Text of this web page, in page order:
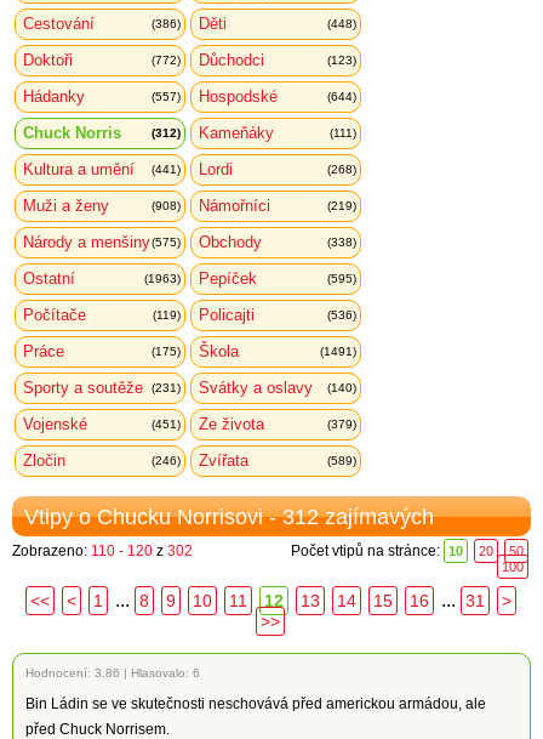
Cestování (386) Děti (448)
Doktoři (772) Důchodci (123)
Hádanky (557) Hospodské (644)
Chuck Norris (312) Kameňáky (111)
Kultura a umění (441) Lordi (268)
Muži a ženy (908) Námořníci (219)
Národy a menšiny(575) Obchody (338)
Ostatní (1963) Pepíček (595)
Počítače (119) Policajti (536)
Práce (175) Škola (1491)
Sporty a soutěže (231) Svátky a oslavy (140)
Vojenské (451) Ze života (379)
Zločin (246) Zvířata (589)
Vtipy o Chucku Norrisovi - 312 zajímavých
Zobrazeno: 110 - 120 z 302 Počet vtipů na stránce: 10 20
50
100
<< < 1 ... 8 9 10 11 12 13 14 15 16 ... 31
>
>>
Hodnocení: 3.86 | Hlasovalo: 6
Bin Ládin se ve skutečnosti neschovává před americkou armádou, ale
před Chuck Norrisem.